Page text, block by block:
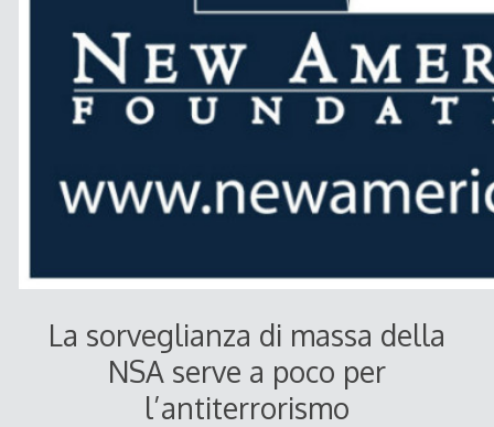
La sorveglianza di massa della
NSA serve a poco per
l’antiterrorismo